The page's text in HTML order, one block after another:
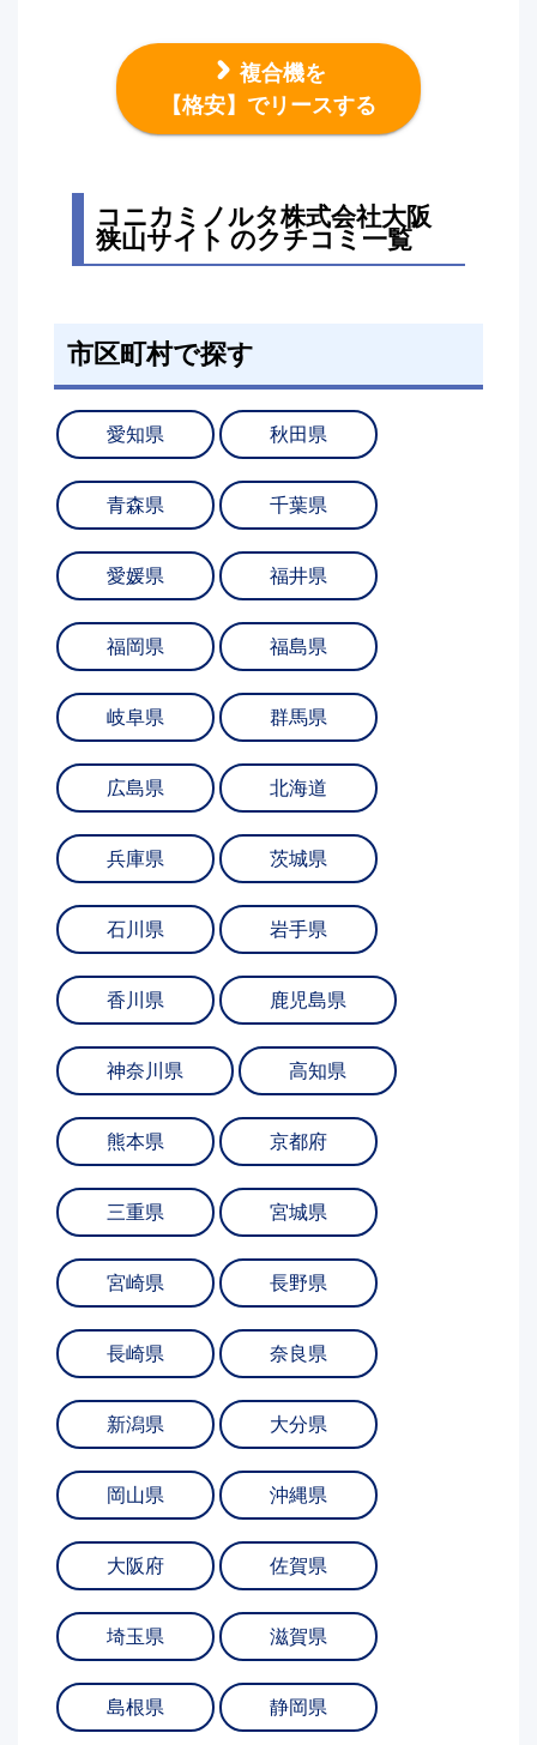
複合機を
【格安】でリースする
コニカミノルタ株式会社大阪
狭山サイト のクチコミ一覧
市区町村で探す
愛知県 秋田県
青森県 千葉県
愛媛県 福井県
福岡県 福島県
岐阜県 群馬県
広島県 北海道
兵庫県 茨城県
石川県 岩手県
香川県 鹿児島県
神奈川県 高知県
熊本県 京都府
三重県 宮城県
宮崎県 長野県
長崎県 奈良県
新潟県 大分県
岡山県 沖縄県
大阪府 佐賀県
埼玉県 滋賀県
島根県 静岡県